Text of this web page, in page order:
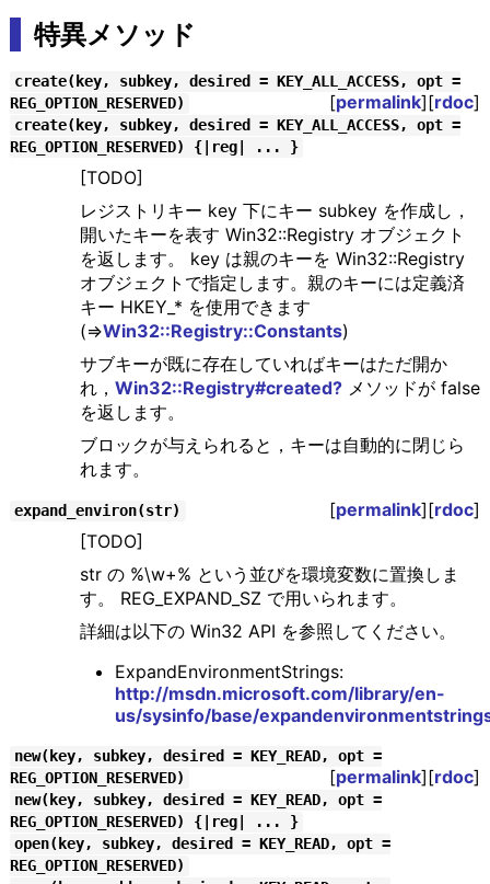
特異メソッド
create(key, subkey, desired = KEY_ALL_ACCESS, opt =
REG_OPTION_RESERVED)
[permalink][rdoc]
create(key, subkey, desired = KEY_ALL_ACCESS, opt =
REG_OPTION_RESERVED) {|reg| ... }
[TODO]
レジストリキー key 下にキー subkey を作成し，
開いたキーを表す Win32::Registry オブジェクト
を返します。 key は親のキーを Win32::Registry
オブジェクトで指定します。親のキーには定義済
キー HKEY_* を使用できます
(⇒Win32::Registry::Constants)
サブキーが既に存在していればキーはただ開か
れ， Win32::Registry#created?メソッドが false
を返します。
ブロックが与えられると，キーは自動的に閉じら
れます。
expand_environ(str) [permalink][rdoc]
[TODO]
str の %\w+% という並びを環境変数に置換しま
す。 REG_EXPAND_SZ で用いられます。
詳細は以下の Win32 API を参照してください。
ExpandEnvironmentStrings:
http://msdn.microsoft.com/library/en-
us/sysinfo/base/
new(key, subkey, desired = KEY_READ, opt =
REG_OPTION_RESERVED)
[permalink][rdoc]
new(key, subkey, desired = KEY_READ, opt =
REG_OPTION_RESERVED) {|reg| ... }
open(key, subkey, desired = KEY_READ, opt =
REG_OPTION_RESERVED)